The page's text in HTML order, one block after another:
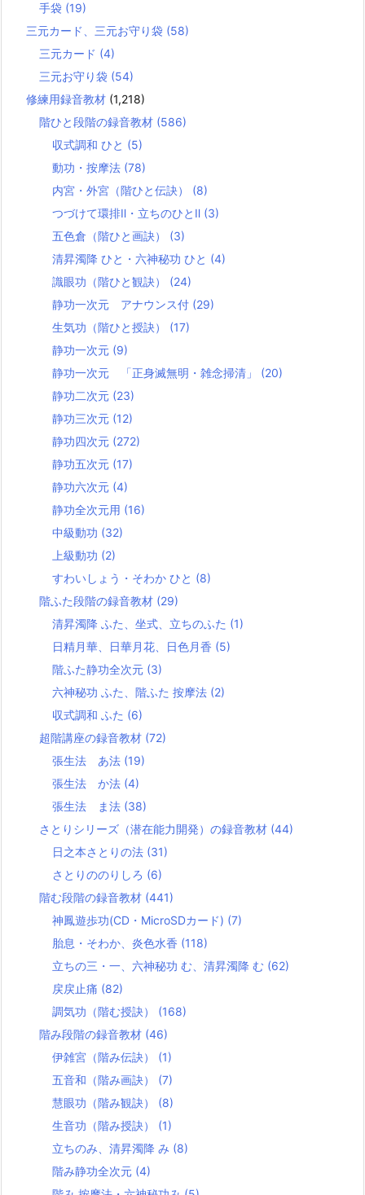
手袋 (19)
三元カード、三元お守り袋 (58)
三元カード (4)
三元お守り袋 (54)
修練用録音教材 (1,218)
階ひと段階の録音教材 (586)
収式調和 ひと (5)
動功・按摩法 (78)
内宮・外宮（階ひと伝訣） (8)
つづけて環排Ⅱ・立ちのひとⅡ (3)
五色倉（階ひと画訣） (3)
清昇濁降 ひと・六神秘功 ひと (4)
識眼功（階ひと観訣） (24)
静功一次元 アナウンス付 (29)
生気功（階ひと授訣） (17)
静功一次元 (9)
静功一次元 「正身滅無明・雑念掃清」 (20)
静功二次元 (23)
静功三次元 (12)
静功四次元 (272)
静功五次元 (17)
静功六次元 (4)
静功全次元用 (16)
中級動功 (32)
上級動功 (2)
すわいしょう・そわか ひと (8)
階ふた段階の録音教材 (29)
清昇濁降 ふた、坐式、立ちのふた (1)
日精月華、日華月花、日色月香 (5)
階ふた静功全次元 (3)
六神秘功 ふた、階ふた 按摩法 (2)
収式調和 ふた (6)
超階講座の録音教材 (72)
張生法 あ法 (19)
張生法 か法 (4)
張生法 ま法 (38)
さとりシリーズ（潜在能力開発）の録音教材 (44)
日之本さとりの法 (31)
さとりののりしろ (6)
階む段階の録音教材 (441)
神鳳遊歩功(CD・MicroSDカード) (7)
胎息・そわか、炎色水香 (118)
立ちの三・一、六神秘功 む、清昇濁降 む (62)
戻戻止痛 (82)
調気功（階む授訣） (168)
階み段階の録音教材 (46)
伊雑宮（階み伝訣） (1)
五音和（階み画訣） (7)
慧眼功（階み観訣） (8)
生音功（階み授訣） (1)
立ちのみ、清昇濁降 み (8)
階み静功全次元 (4)